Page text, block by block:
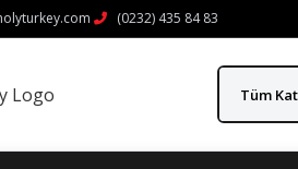
(0232) 435 84 83